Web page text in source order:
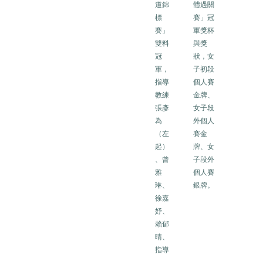
道錦
標
賽」
雙料
冠
軍，
指導
教練
張彥
為
（左
起）
、曾
雅
琳、
徐嘉
妤、
賴郁
晴、
指導
體過關
賽」冠
軍獎杯
與獎
狀，女
子初段
個人賽
金牌、
女子段
外個人
賽金
牌、女
子段外
個人賽
銀牌。